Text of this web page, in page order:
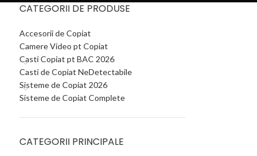
CATEGORII DE PRODUSE
Accesorii de Copiat
Camere Video pt Copiat
Casti Copiat pt BAC 2026
Casti de Copiat NeDetectabile
Sisteme de Copiat 2026
Sisteme de Copiat Complete
CATEGORII PRINCIPALE